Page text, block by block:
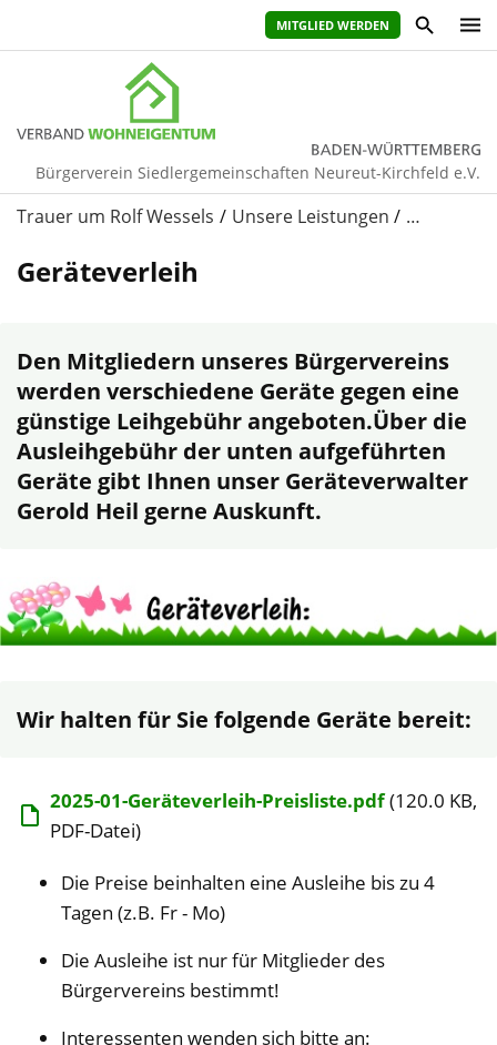
MITGLIED WERDEN
Bürgerverein Siedlergemeinschaften Neureut-Kirchfeld e.V.
Trauer um Rolf Wessels Unsere Leistungen …
Geräteverleih
Den Mitgliedern unseres Bürgervereins
werden verschiedene Geräte gegen eine
günstige Leihgebühr angeboten.Über die
Ausleihgebühr der unten aufgeführten
Geräte gibt Ihnen unser Geräteverwalter
Gerold Heil gerne Auskunft.
Wir halten für Sie folgende Geräte bereit:
2025-01-Geräteverleih-Preisliste.pdf(120.0 KB,
PDF-Datei)
Die Preise beinhalten eine Ausleihe bis zu 4
Tagen (z.B. Fr - Mo)
Die Ausleihe ist nur für Mitglieder des
Bürgervereins bestimmt!
Interessenten wenden sich bitte an: